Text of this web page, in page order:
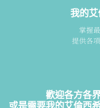
我的艾
掌握
提供各
歡迎各方各